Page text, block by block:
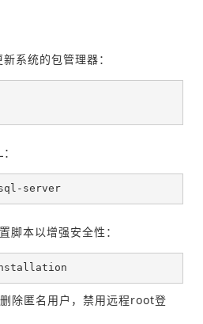
系统的包管理器：
server
脚本以增强安全性：
除匿名用户，禁用远程root登